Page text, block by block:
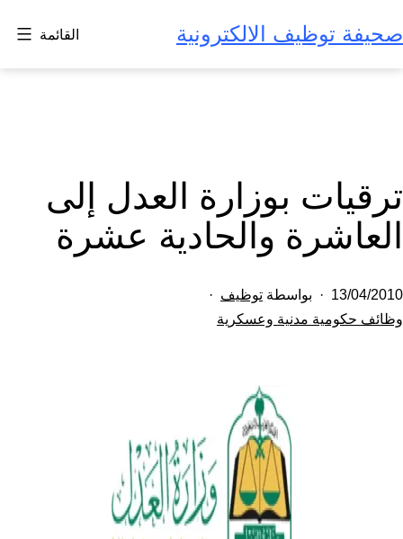
إلى
المحتوى
صحيفة توظيف الالكترونية القائمة
ترقيات بوزارة العدل إلى
العاشرة والحادية عشرة
تم
النشر
13/04/2010 بواسطة توظيف
مصنف
وظائف حكومية مدنية وعسكرية